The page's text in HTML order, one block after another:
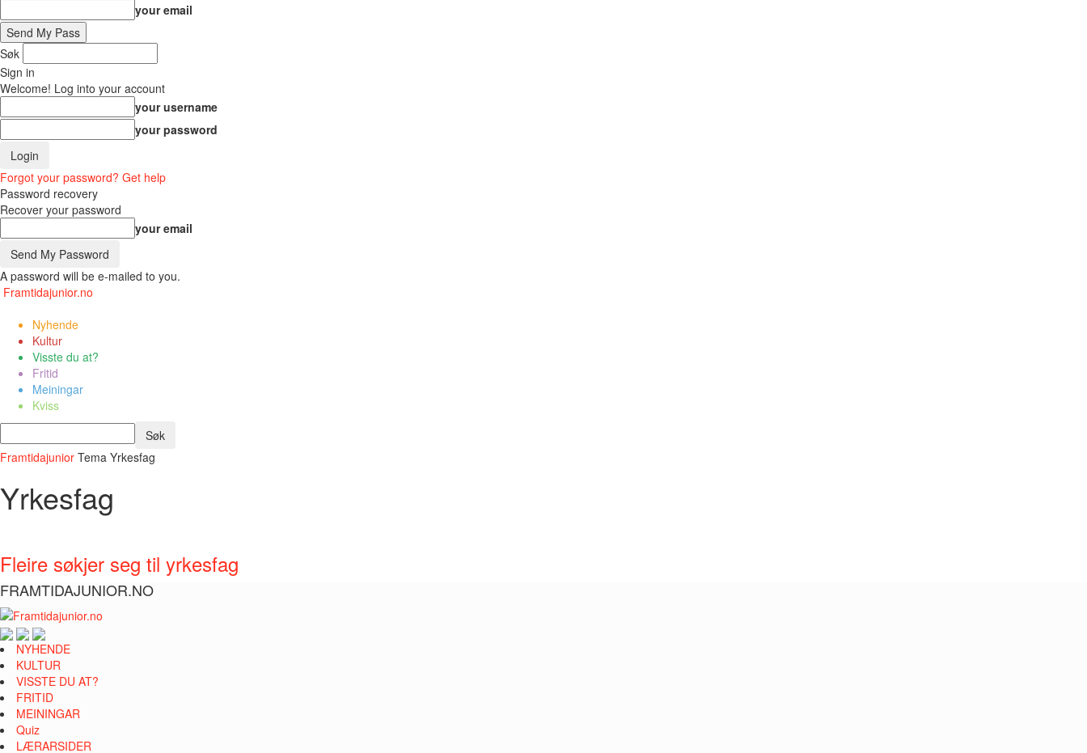
your email
Søk
Sign in
Welcome! Log into your account
your username
your password
Forgot your password? Get help
Password recovery
Recover your password
your email
A password will be e-mailed to you.
Framtidajunior.no
Nyhende
Kultur
Visste du at?
Fritid
Meiningar
Kviss
Framtidajunior Tema Yrkesfag
Yrkesfag
Fleire søkjer seg til yrkesfag
FRAMTIDAJUNIOR.NO
NYHENDE
KULTUR
VISSTE DU AT?
FRITID
MEININGAR
Quiz
LÆRARSIDER